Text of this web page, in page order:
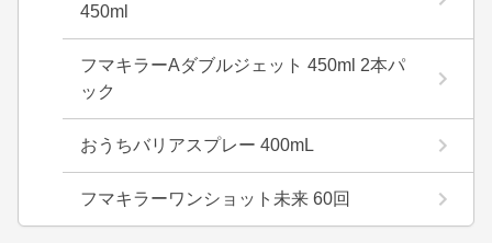
450ml
フマキラーAダブルジェット 450ml 2本パ
ック
おうちバリアスプレー 400mL
フマキラーワンショット未来 60回